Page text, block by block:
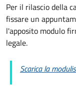
Per il rilascio della
fissare un
l'apposito modulo
legale.
Scarica la